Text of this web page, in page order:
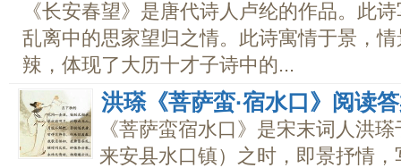
《长安春望》是唐代诗人卢纶的作品。此
乱离中的思家望归之情。此诗寓情于景，
辣，体现了大历十才子诗中的...
洪瑹《菩萨蛮·宿水口》阅读
《菩萨蛮宿水口》是宋末词人洪
来安县水口镇）之时，即景抒情